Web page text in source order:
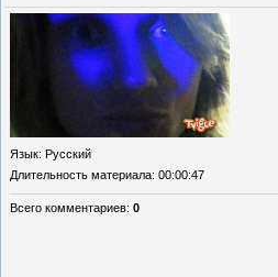
Язык: Русский
Длительность материала: 00:00:47
Всего комментариев: 0